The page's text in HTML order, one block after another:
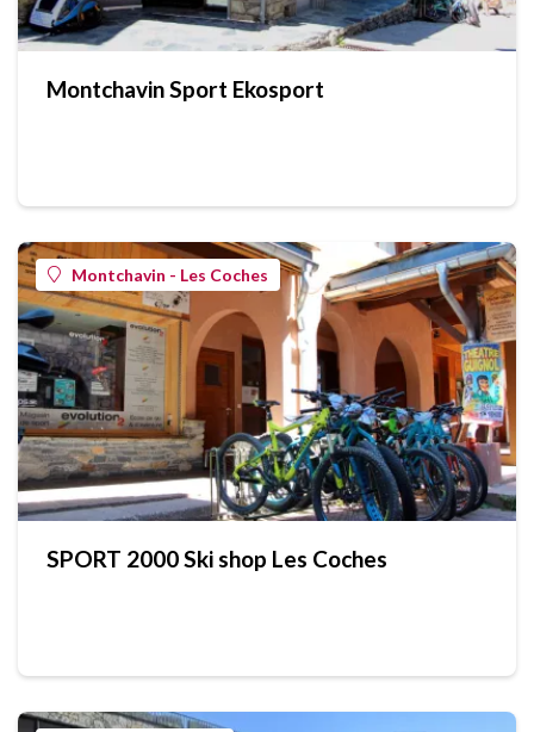
Montchavin Sport Ekosport
Montchavin - Les Coches
SPORT 2000 Ski shop Les Coches